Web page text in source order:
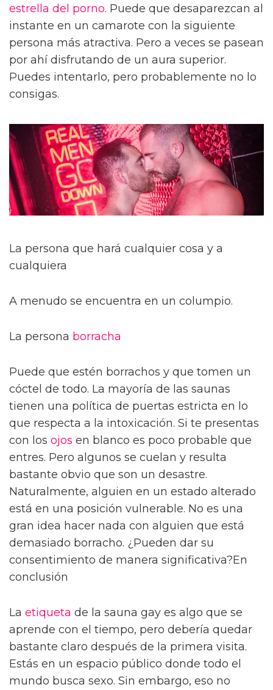
estrella del porno. Puede que desaparezcan al
instante en un camarote con la siguiente
persona más atractiva. Pero a veces se pasean
por ahí disfrutando de un aura superior.
Puedes intentarlo, pero probablemente no lo
consigas.
La persona que hará cualquier cosa y a
cualquiera
A menudo se encuentra en un columpio.
La persona borracha
Puede que estén borrachos y que tomen un
cóctel de todo. La mayoría de las saunas
tienen una política de puertas estricta en lo
que respecta a la intoxicación. Si te presentas
con los ojos en blanco es poco probable que
entres. Pero algunos se cuelan y resulta
bastante obvio que son un desastre.
Naturalmente, alguien en un estado alterado
está en una posición vulnerable. No es una
gran idea hacer nada con alguien que está
demasiado borracho. ¿Pueden dar su
consentimiento de manera significativa?En
conclusión
La etiqueta de la sauna gay es algo que se
aprende con el tiempo, pero debería quedar
bastante claro después de la primera visita.
Estás en un espacio público donde todo el
mundo busca sexo. Sin embargo, eso no